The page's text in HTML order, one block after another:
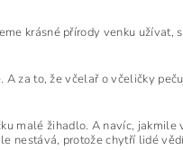
krásné přírody venku užívat,
za to, že včelař o včeličky
malé žihadlo. A navíc,
nestává, protože chytří lidé